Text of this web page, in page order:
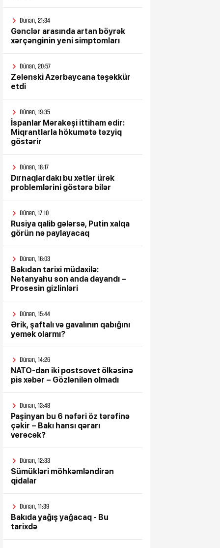
Dünən, 21:34
Gənclər arasında artan böyrək
xərçənginin yeni simptomları
Dünən, 20:57
Zelenski Azərbaycana təşəkkür
etdi
Dünən, 19:35
İspanlar Mərakeşi ittiham edir:
Miqrantlarla hökumətə təzyiq
göstərir
Dünən, 18:17
Dırnaqlardakı bu xətlər ürək
problemlərini göstərə bilər
Dünən, 17:10
Rusiya qalib gələrsə, Putin xalqa
görün nə paylayacaq
Dünən, 16:03
Bakıdan tarixi müdaxilə:
Netanyahu son anda dayandı –
Prosesin gizlinləri
Dünən, 15:44
Ərik, şaftalı və gavalının qabığını
yemək olarmı?
Dünən, 14:26
NATO-dan iki postsovet ölkəsinə
pis xəbər – Gözlənilən olmadı
Dünən, 13:48
Paşinyan bu 6 nəfəri öz tərəfinə
çəkir – Bakı hansı qərarı
verəcək?
Dünən, 12:33
Sümükləri möhkəmləndirən
qidalar
Dünən, 11:39
Bakıda yağış yağacaq - Bu
tarixdə